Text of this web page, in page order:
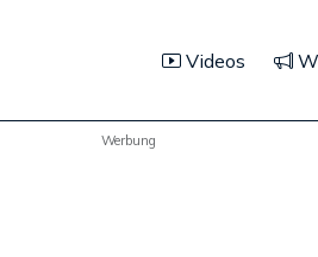
Videos
Werbung